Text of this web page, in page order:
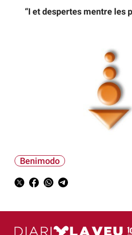
“I et despertes mentre les
Benimodo